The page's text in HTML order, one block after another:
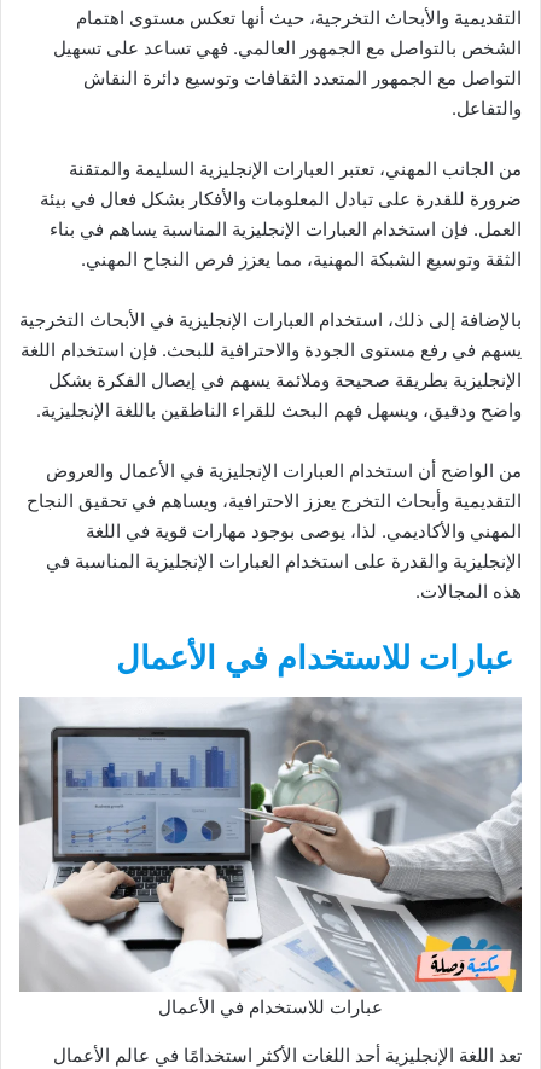
التقديمية والأبحاث التخرجية، حيث أنها تعكس مستوى اهتمام
الشخص بالتواصل مع الجمهور العالمي. فهي تساعد على تسهيل
التواصل مع الجمهور المتعدد الثقافات وتوسيع دائرة النقاش
والتفاعل.
من الجانب المهني، تعتبر العبارات الإنجليزية السليمة والمتقنة
ضرورة للقدرة على تبادل المعلومات والأفكار بشكل فعال في بيئة
العمل. فإن استخدام العبارات الإنجليزية المناسبة يساهم في بناء
الثقة وتوسيع الشبكة المهنية، مما يعزز فرص النجاح المهني.
بالإضافة إلى ذلك، استخدام العبارات الإنجليزية في الأبحاث التخرجية
يسهم في رفع مستوى الجودة والاحترافية للبحث. فإن استخدام اللغة
الإنجليزية بطريقة صحيحة وملائمة يسهم في إيصال الفكرة بشكل
واضح ودقيق، ويسهل فهم البحث للقراء الناطقين باللغة الإنجليزية.
من الواضح أن استخدام العبارات الإنجليزية في الأعمال والعروض
التقديمية وأبحاث التخرج يعزز الاحترافية، ويساهم في تحقيق النجاح
المهني والأكاديمي. لذا، يوصى بوجود مهارات قوية في اللغة
الإنجليزية والقدرة على استخدام العبارات الإنجليزية المناسبة في
هذه المجالات.
عبارات للاستخدام في الأعمال
عبارات للاستخدام في الأعمال
تعد اللغة الإنجليزية أحد اللغات الأكثر استخدامًا في عالم الأعمال